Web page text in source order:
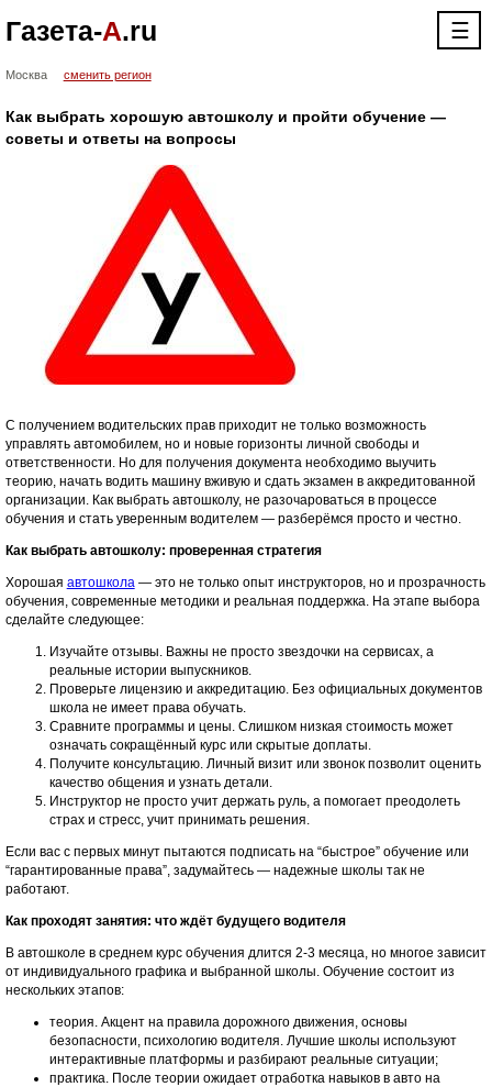
Газета-А.ru ☰
Москва сменить регион
Как выбрать хорошую автошколу и пройти обучение —
советы и ответы на вопросы
С получением водительских прав приходит не только возможность
управлять автомобилем, но и новые горизонты личной свободы и
ответственности. Но для получения документа необходимо выучить
теорию, начать водить машину вживую и сдать экзамен в аккредитованной
организации. Как выбрать автошколу, не разочароваться в процессе
обучения и стать уверенным водителем — разберёмся просто и честно.
Как выбрать автошколу: проверенная стратегия
Хорошая автошкола— это не только опыт инструкторов, но и прозрачность
обучения, современные методики и реальная поддержка. На этапе выбора
сделайте следующее:
Изучайте отзывы. Важны не просто звездочки на сервисах, а
реальные истории выпускников.
Проверьте лицензию и аккредитацию. Без официальных документов
школа не имеет права обучать.
Сравните программы и цены. Слишком низкая стоимость может
означать сокращённый курс или скрытые доплаты.
Получите консультацию. Личный визит или звонок позволит оценить
качество общения и узнать детали.
Инструктор не просто учит держать руль, а помогает преодолеть
страх и стресс, учит принимать решения.
Если вас с первых минут пытаются подписать на “быстрое” обучение или
“гарантированные права”, задумайтесь — надежные школы так не
работают.
Как проходят занятия: что ждёт будущего водителя
В автошколе в среднем курс обучения длится 2-3 месяца, но многое зависит
от индивидуального графика и выбранной школы. Обучение состоит из
нескольких этапов:
теория. Акцент на правила дорожного движения, основы
безопасности, психологию водителя. Лучшие школы используют
интерактивные платформы и разбирают реальные ситуации;
практика. После теории ожидает отработка навыков в авто на